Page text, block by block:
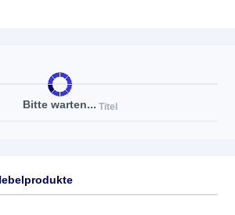
Bitte warten... Titel